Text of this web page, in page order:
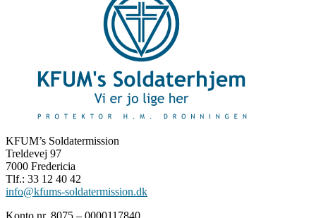
KFUM’s Soldatermission
Treldevej 97
7000 Fredericia
Tlf.: 33 12 40 42
info@kfums-soldatermission.dk
Konto nr. 8075 – 0000117840